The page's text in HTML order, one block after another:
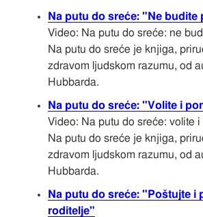
Na putu do sreće: "Ne
Video: Na putu do sreće: ne
Na putu do sreće je knjiga,
zdravom ljudskom razumu, od
Hubbarda.
Na putu do sreće: "Volite i
Video: Na putu do sreće: volite
Na putu do sreće je knjiga,
zdravom ljudskom razumu, od
Hubbarda.
Na putu do sreće: "Poštujte i
roditelje"